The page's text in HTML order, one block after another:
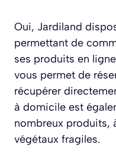
Oui, Jardiland
permettant de
ses produits en
vous permet de
récupérer
à domicile est
nombreux produits,
végétaux fragiles.